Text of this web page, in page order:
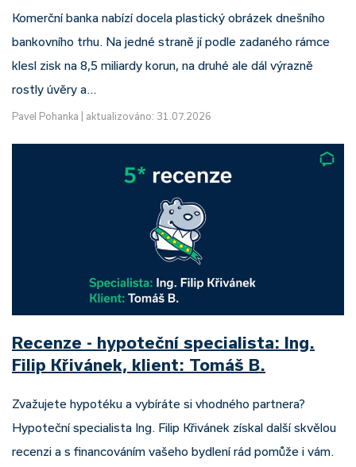
Komerční banka nabízí docela plastický obrázek dnešního
bankovního trhu. Na jedné straně jí podle zadaného rámce
klesl zisk na 8,5 miliardy korun, na druhé ale dál výrazně
rostly úvěry a…
Pavel Pohanka aktualizováno: 31.07.2026
Recenze - hypoteční specialista: Ing.
Filip Křivánek, klient: Tomáš B.
Zvažujete hypotéku a vybíráte si vhodného partnera?
Hypoteční specialista Ing. Filip Křivánek získal další skvělou
recenzi a s financováním vašeho bydlení rád pomůže i vám.